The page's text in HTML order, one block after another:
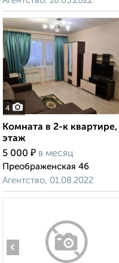
4
Комната в 2-к
этаж
5 000 ₽ в месяц
Преображенская 46
Агентство, 01.08.2022
‹